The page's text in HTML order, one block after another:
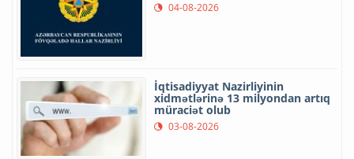
04-08-2026
İqtisadiyyat Nazirliyinin
xidmətlərinə 13 milyondan artıq
müraciət olub
03-08-2026